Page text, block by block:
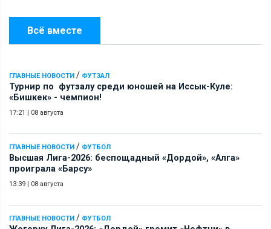
Всё вместе
ГЛАВНЫЕ НОВОСТИ / ФУТЗАЛ
Турнир по футзалу среди юношей на Иссык-Куле:
«Бишкек» - чемпион!
17:21 | 08 августа
ГЛАВНЫЕ НОВОСТИ / ФУТБОЛ
Высшая Лига-2026: беспощадный «Дордой», «Алга»
проиграла «Барсу»
13:39 | 08 августа
ГЛАВНЫЕ НОВОСТИ / ФУТБОЛ